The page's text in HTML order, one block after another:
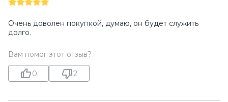
Очень доволен покупкой, думаю, он будет служить
долго.
Вам помог этот отзыв?
0 2